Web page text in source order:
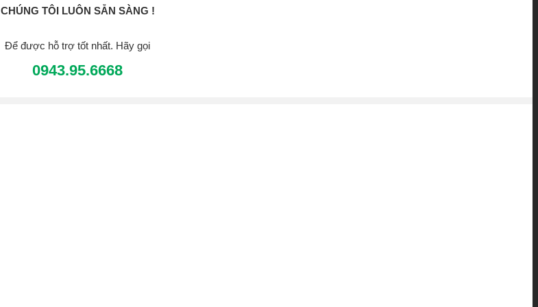
CHÚNG TÔI LUÔN SẴN SÀNG !
Để được hỗ trợ tốt nhất. Hãy gọi
0943.95.6668